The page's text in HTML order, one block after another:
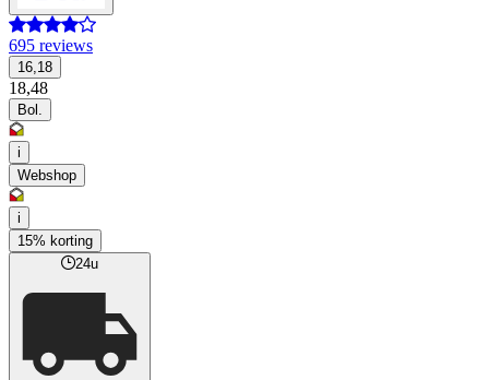
695 reviews
16,18
18,48
Bol.
i
Webshop
i
15% korting
24u